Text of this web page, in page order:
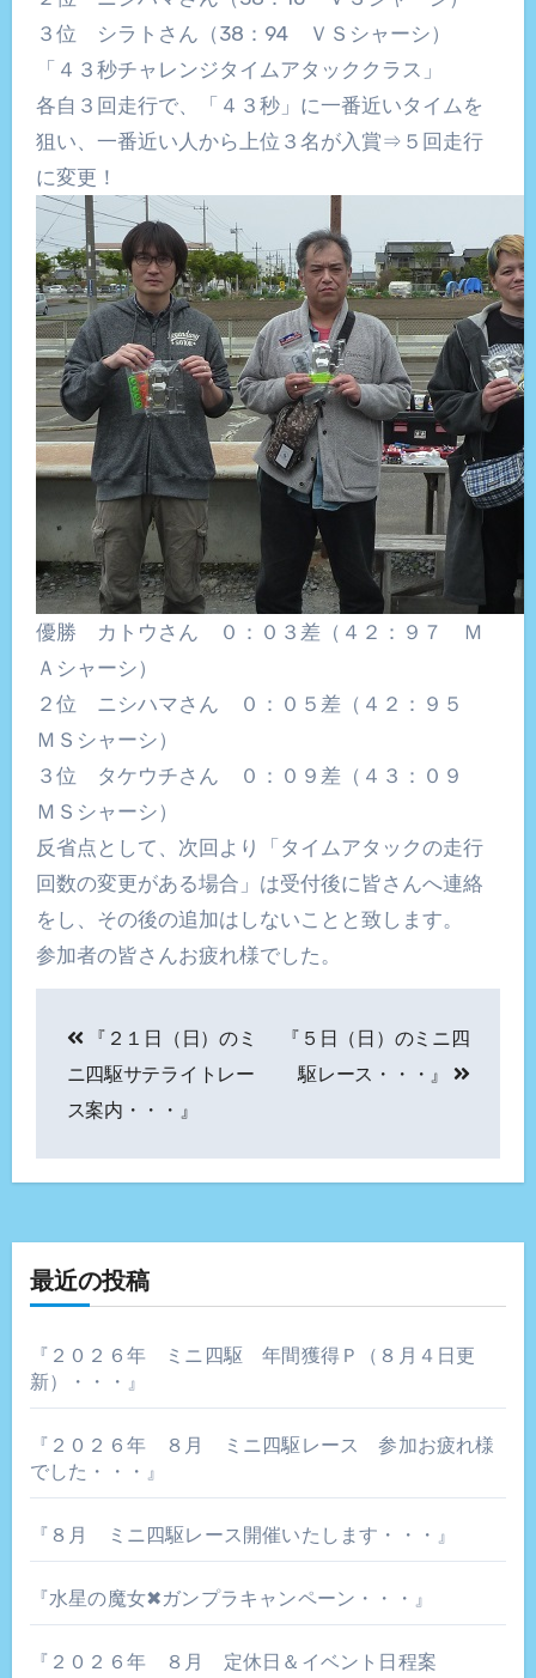
３位 シラトさん（38：94 ＶＳシャーシ）
「４３秒チャレンジタイムアタッククラス」
各自３回走行で、「４３秒」に一番近いタイムを
狙い、一番近い人から上位３名が入賞⇒５回走行
に変更！
優勝 カトウさん ０：０３差（４２：９７ Ｍ
Ａシャーシ）
２位 ニシハマさん ０：０５差（４２：９５
ＭＳシャーシ）
３位 タケウチさん ０：０９差（４３：０９
ＭＳシャーシ）
反省点として、次回より「タイムアタックの走行
回数の変更がある場合」は受付後に皆さんへ連絡
をし、その後の追加はしないことと致します。
参加者の皆さんお疲れ様でした。
稿
ナ
ビ
シ
ョ
ン
『２１日（日）のミ
ニ四駆サテライトレー
ス案内・・・』
『５日（日）のミニ四
駆レース・・・』
最近の投稿
『２０２６年 ミニ四駆 年間獲得Ｐ（８月４日更
新）・・・』
『２０２６年 ８月 ミニ四駆レース 参加お疲れ様
でした・・・』
『８月 ミニ四駆レース開催いたします・・・』
『水星の魔女✖ガンプラキャンペーン・・・』
『２０２６年 ８月 定休日＆イベント日程案